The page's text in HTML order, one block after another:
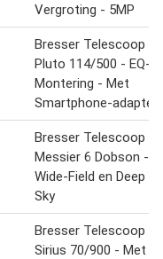
Vergroting - 5MP
Bresser Telescoop -
Pluto 114/500 - EQ-3
Montering - Met
Smartphone-adapter
Bresser Telescoop -
Messier 6 Dobson -
Wide-Field en Deep
Sky
Bresser Telescoop -
Sirius 70/900 - Met